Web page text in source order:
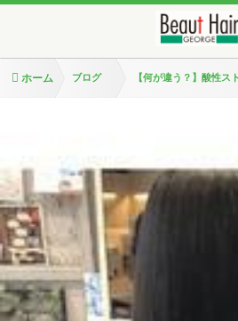
ホーム ブログ 【何が違う？】酸性ス